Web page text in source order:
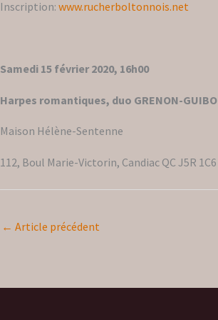
Inscription: www.rucherboltonnois.net
Samedi 15 février 2020, 16h00
Harpes romantiques, duo GRENON-
Maison Hélène-Sentenne
112, Boul Marie-Victorin, Candiac QC J5R 1C6
← Article précédent